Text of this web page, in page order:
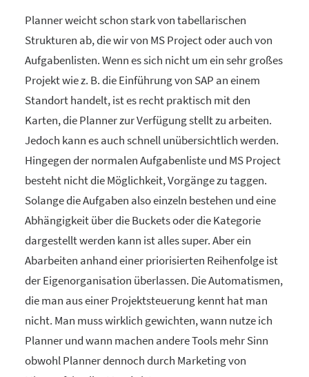
Planner weicht schon stark von tabellarischen
Strukturen ab, die wir von MS Project oder auch von
Aufgabenlisten. Wenn es sich nicht um ein sehr großes
Projekt wie z. B. die Einführung von SAP an einem
Standort handelt, ist es recht praktisch mit den
Karten, die Planner zur Verfügung stellt zu arbeiten.
Jedoch kann es auch schnell unübersichtlich werden.
Hingegen der normalen Aufgabenliste und MS Project
besteht nicht die Möglichkeit, Vorgänge zu taggen.
Solange die Aufgaben also einzeln bestehen und eine
Abhängigkeit über die Buckets oder die Kategorie
dargestellt werden kann ist alles super. Aber ein
Abarbeiten anhand einer priorisierten Reihenfolge ist
der Eigenorganisation überlassen. Die Automatismen,
die man aus einer Projektsteuerung kennt hat man
nicht. Man muss wirklich gewichten, wann nutze ich
Planner und wann machen andere Tools mehr Sinn
obwohl Planner dennoch durch Marketing von